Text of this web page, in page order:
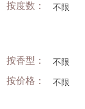
按度数： 不限
按香型： 不限
按价格： 不限